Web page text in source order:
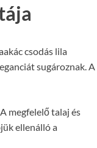
csodás lila
sugároznak. A
megfelelő talaj és
ellenálló a